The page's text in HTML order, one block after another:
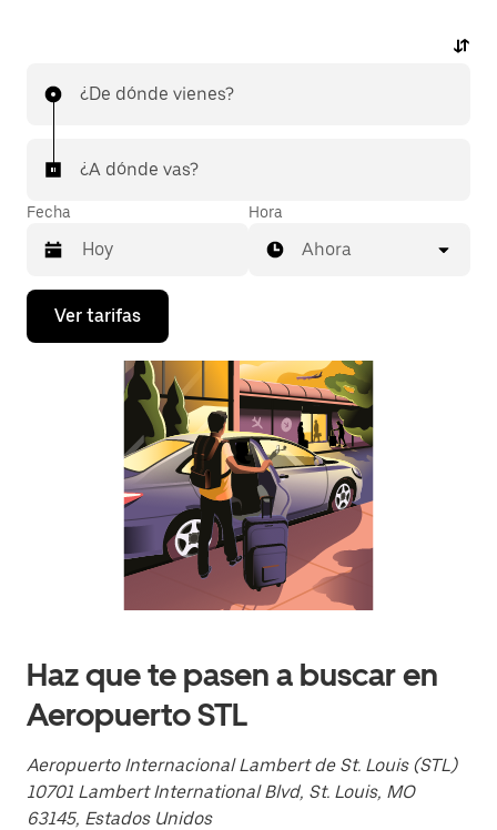
¿De dónde vienes?
¿A dónde vas?
Fecha
Presiona
flecha
cerrar
el
calendario.
Hora
Ahora
Ver tarifas
Haz que te pasen a buscar en
Aeropuerto STL
Aeropuerto Internacional Lambert de St. Louis (STL)
10701 Lambert International Blvd, St. Louis, MO
63145, Estados Unidos